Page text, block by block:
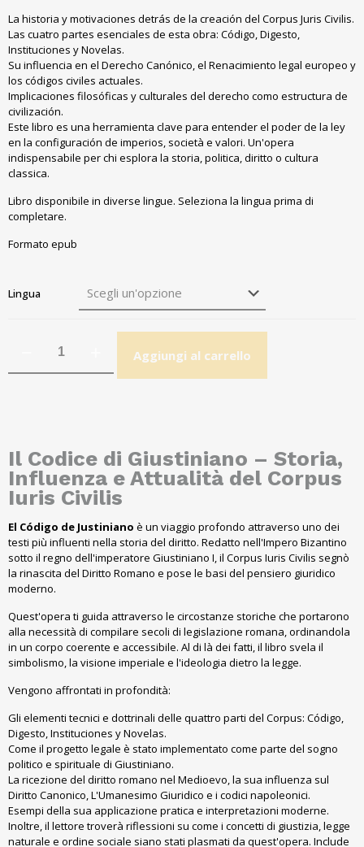
La historia y motivaciones detrás de la creación del Corpus Juris Civilis.
Las cuatro partes esenciales de esta obra: Código,Digesto,
Instituciones y Novelas.
Su influencia en el Derecho Canónico,el Renacimiento legal europeo y
los códigos civiles actuales.
Implicaciones filosóficas y culturales del derecho como estructura de
civilización.
Este libro es una herramienta clave para entender el poder de la ley
en la configuración de imperios, società e valori. Un'opera
indispensabile per chi esplora la storia, politica, diritto o cultura
classica.
Libro disponibile in diverse lingue. Seleziona la lingua prima di
completare.
Formato epub
Lingua
Aggiungi al carrello
Il Codice di Giustiniano – Storia,
Influenza e Attualità del Corpus
Iuris Civilis
El Código de Justiniano è un viaggio profondo attraverso uno dei
testi più influenti nella storia del diritto. Redatto nell'Impero Bizantino
sotto il regno dell'imperatore Giustiniano I, il Corpus Iuris Civilis segnò
la rinascita del Diritto Romano e pose le basi del pensiero giuridico
moderno.
Quest'opera ti guida attraverso le circostanze storiche che portarono
alla necessità di compilare secoli di legislazione romana, ordinandola
in un corpo coerente e accessibile. Al di là dei fatti, il libro svela il
simbolismo, la visione imperiale e l'ideologia dietro la legge.
Vengono affrontati in profondità:
Gli elementi tecnici e dottrinali delle quattro parti del Corpus: Código,
Digesto,Instituciones y Novelas.
Come il progetto legale è stato implementato come parte del sogno
politico e spirituale di Giustiniano.
La ricezione del diritto romano nel Medioevo, la sua influenza sul
Diritto Canonico, L'Umanesimo Giuridico e i codici napoleonici.
Esempi della sua applicazione pratica e interpretazioni moderne.
Inoltre, il lettore troverà riflessioni su come i concetti di giustizia, legge
naturale e ordine sociale siano stati plasmati da quest'opera. Include